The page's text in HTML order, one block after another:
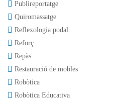
Publireportatge
Quiromassatge
Reflexologia podal
Reforç
Repàs
Restauració de mobles
Robòtica
Robòtica Educativa